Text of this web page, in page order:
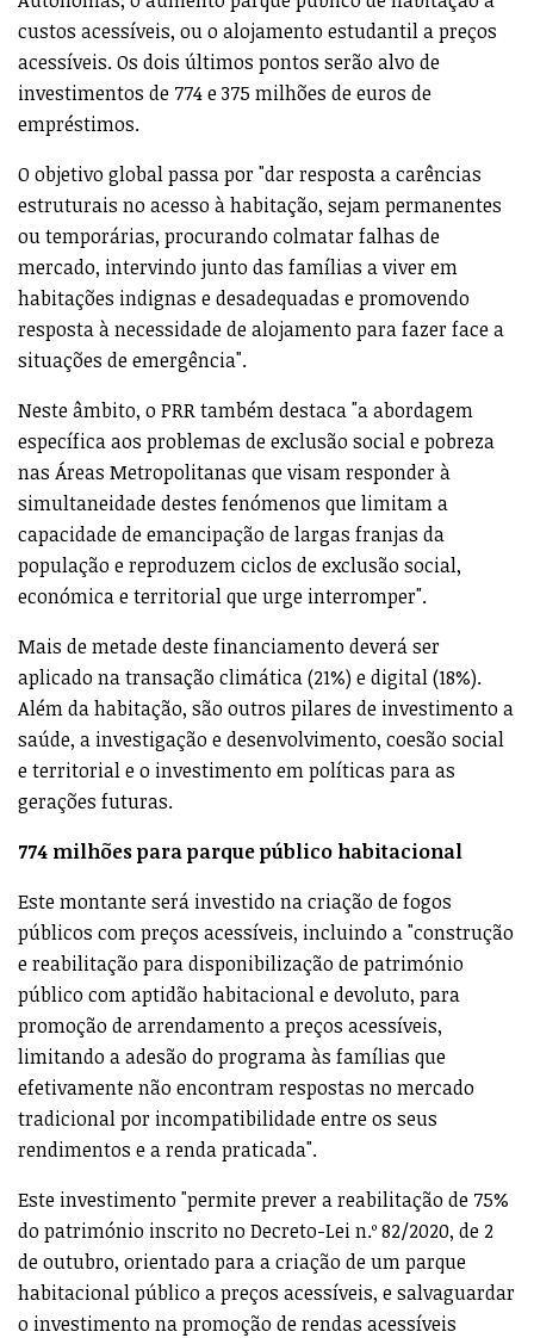
custos acessíveis, ou o alojamento estudantil a preços
acessíveis. Os dois últimos pontos serão alvo de
investimentos de 774 e 375 milhões de euros de
empréstimos.
O objetivo global passa por "dar resposta a carências
estruturais no acesso à habitação, sejam permanentes
ou temporárias, procurando colmatar falhas de
mercado, intervindo junto das famílias a viver em
habitações indignas e desadequadas e promovendo
resposta à necessidade de alojamento para fazer face a
situações de emergência".
Neste âmbito, o PRR também destaca "a abordagem
específica aos problemas de exclusão social e pobreza
nas Áreas Metropolitanas que visam responder à
simultaneidade destes fenómenos que limitam a
capacidade de emancipação de largas franjas da
população e reproduzem ciclos de exclusão social,
económica e territorial que urge interromper".
Mais de metade deste financiamento deverá ser
aplicado na transação climática (21%) e digital (18%).
Além da habitação, são outros pilares de investimento a
saúde, a investigação e desenvolvimento, coesão social
e territorial e o investimento em políticas para as
gerações futuras.
774 milhões para parque público habitacional
Este montante será investido na criação de fogos
públicos com preços acessíveis, incluindo a "construção
e reabilitação para disponibilização de património
público com aptidão habitacional e devoluto, para
promoção de arrendamento a preços acessíveis,
limitando a adesão do programa às famílias que
efetivamente não encontram respostas no mercado
tradicional por incompatibilidade entre os seus
rendimentos e a renda praticada".
Este investimento "permite prever a reabilitação de 75%
do património inscrito no Decreto-Lei n.º 82/2020, de 2
de outubro, orientado para a criação de um parque
habitacional público a preços acessíveis, e salvaguardar
o investimento na promoção de rendas acessíveis